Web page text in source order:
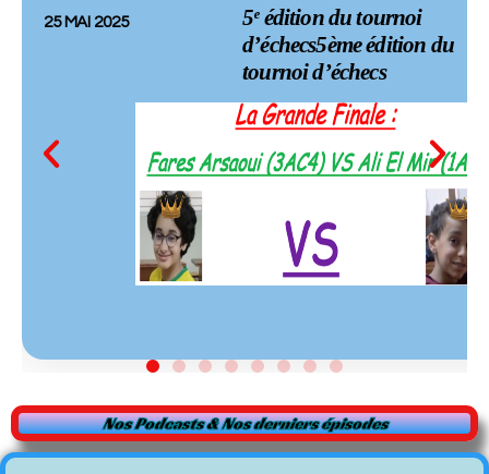
25 MAI 2025
5ᵉ édition du tournoi
d’échecs5ème édition du
tournoi d’échecs
Nos Podcasts & Nos derniers épisodes